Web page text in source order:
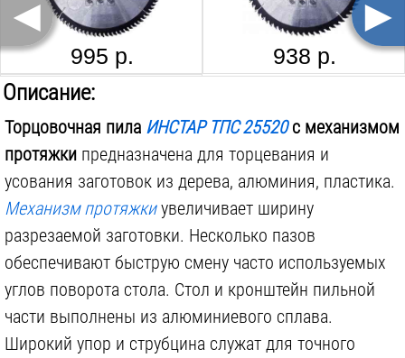
Скорость вращения диска:
6000 об/мин
Посадочный Ø диска:
мм
Поддержание заданных оборотов: нет
Тип редуктора:
шестереночный
Тормоз двигателя:
нет
Лазерный указатель:
есть
Вес инструмента:
20кг
995 р. 938 р.
MATRIX 73241
1 010 р.
◄ ►
Описание:
Торцовочная пила ИНСТАР ТПС 25520с механизмом
протяжки предназначена для торцевания и
усования заготовок из дерева, алюминия, пластика.
Механизм протяжкиувеличивает ширину
разрезаемой заготовки. Несколько пазов
обеспечивают быструю смену часто используемых
углов поворота стола. Стол и кронштейн пильной
части выполнены из алюминиевого сплава.
Широкий упор и струбцина служат для точного